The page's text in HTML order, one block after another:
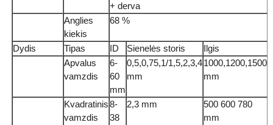
+ derva
Anglies
kiekis
68 %
Dydis Tipas ID Sienelės storis
Ilgis
Apvalus
vamzdis
6-
60
mm
0,5,0,75,1/1,5,2,3,4
mm
1000,1200,1500
mm
Kvadratinis
vamzdis
8-
38
2,3 mm
500 600 780
mm